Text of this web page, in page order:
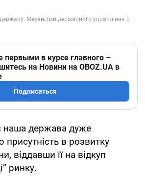
первыми в курсе главного –
на Новини на OBOZ.UA в
Подписаться
наша держава дуже
в розвитку
віддавши її на відкуп
ринку.